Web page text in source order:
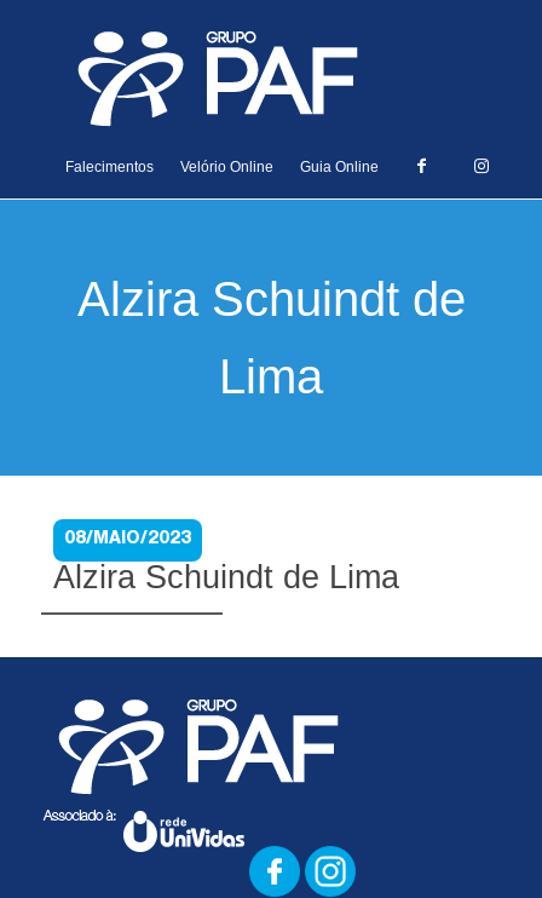
Falecimentos Velório Online Guia Online
Alzira Schuindt de
Lima
08/MAIO/2023
Alzira Schuindt de Lima